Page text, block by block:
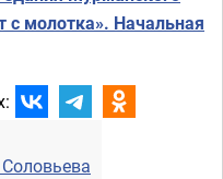
с молотка». Начальная